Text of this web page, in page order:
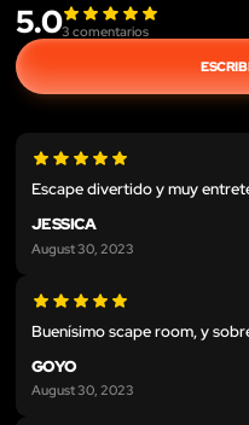
5.03 comentarios
Escape divertido y muy
JESSICA
August 30, 2023
Buenísimo scape room, y
GOYO
August 30, 2023